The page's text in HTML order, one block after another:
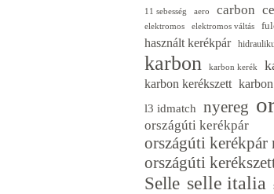
11 sebesség aero carbon
elektromos elektromos váltás
használt kerékpár
karbon karbon kerék
karbon kerékszett
l3 idmatch nyereg
országúti kerékpár
országúti kerékpár
országúti
Selle selle italia